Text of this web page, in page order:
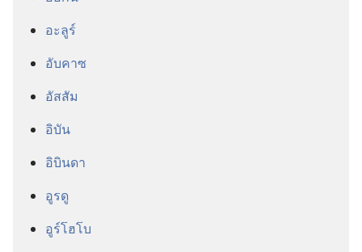
อะลูร์
อับคาซ
อัสสัม
อิบัน
อิบินดา
อูรดู
อูร์โฮโบ